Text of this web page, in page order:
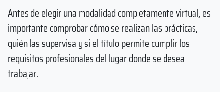
Antes de elegir una modalidad completamente virtual, es
importante comprobar cómo se realizan las prácticas,
quién las supervisa y si el título permite cumplir los
requisitos profesionales del lugar donde se desea
trabajar.